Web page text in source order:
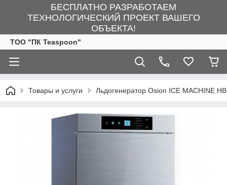
БЕСПЛАТНО РАЗРАБОТАЕМ
ТЕХНОЛОГИЧЕСКИЙ ПРОЕКТ ВАШЕГО
ОБЪЕКТА!
ТОО "ПК Teaspoon"
Товары и услуги Льдогенератор Osion ICE MACHINE